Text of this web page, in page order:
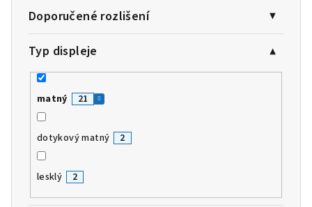
Doporučené rozlišení
Typ displeje
matný 21
dotykový matný 2
lesklý 2